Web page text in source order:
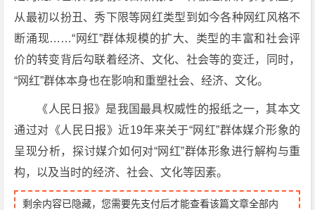
从最初以扮丑、秀下限等网红类型到如今各种网红风格不
断涌现……“网红”群体规模的扩大、类型的丰富和社会评
价的转变背后勾联着经济、文化、社会等的变迁，同时，
“网红”群体本身也在影响和重塑社会、经济、文化。
《人民日报》是我国最具权威性的报纸之一，其本文
通过对《人民日报》近19年来关于“网红”群体媒介形象的
呈现分析，探讨媒介如何对“网红”群体形象进行解构与重
构，以及当时的经济、社会、文化等因素。
剩余内容已隐藏，您需要先支付后才能查看该篇文章全部内